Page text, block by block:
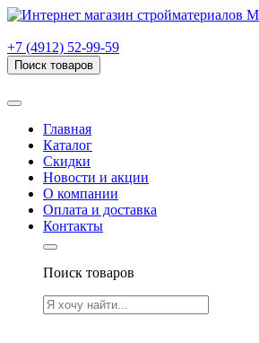
+7 (4912) 52-99-59
Поиск товаров
Главная
Каталог
Скидки
Новости и акции
О компании
Оплата и доставка
Контакты
Поиск товаров